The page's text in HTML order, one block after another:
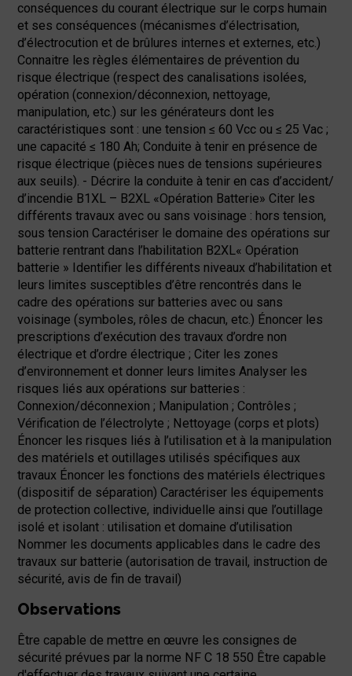
conséquences du courant électrique sur le corps humain
et ses conséquences (mécanismes d’électrisation,
d’électrocution et de brûlures internes et externes, etc.)
Connaitre les règles élémentaires de prévention du
risque électrique (respect des canalisations isolées,
opération (connexion/déconnexion, nettoyage,
manipulation, etc.) sur les générateurs dont les
caractéristiques sont : une tension ≤ 60 Vcc ou ≤ 25 Vac ;
une capacité ≤ 180 Ah; Conduite à tenir en présence de
risque électrique (pièces nues de tensions supérieures
aux seuils). - Décrire la conduite à tenir en cas d’accident/
d’incendie B1XL – B2XL «Opération Batterie» Citer les
différents travaux avec ou sans voisinage : hors tension,
sous tension Caractériser le domaine des opérations sur
batterie rentrant dans l’habilitation B2XL« Opération
batterie » Identifier les différents niveaux d’habilitation et
leurs limites susceptibles d’être rencontrés dans le
cadre des opérations sur batteries avec ou sans
voisinage (symboles, rôles de chacun, etc.) Énoncer les
prescriptions d’exécution des travaux d’ordre non
électrique et d’ordre électrique ; Citer les zones
d’environnement et donner leurs limites Analyser les
risques liés aux opérations sur batteries :
Connexion/déconnexion ; Manipulation ; Contrôles ;
Vérification de l’électrolyte ; Nettoyage (corps et plots)
Énoncer les risques liés à l’utilisation et à la manipulation
des matériels et outillages utilisés spécifiques aux
travaux Énoncer les fonctions des matériels électriques
(dispositif de séparation) Caractériser les équipements
de protection collective, individuelle ainsi que l’outillage
isolé et isolant : utilisation et domaine d’utilisation
Nommer les documents applicables dans le cadre des
travaux sur batterie (autorisation de travail, instruction de
sécurité, avis de fin de travail)
Observations
Être capable de mettre en œuvre les consignes de
sécurité prévues par la norme NF C 18 550 Être capable